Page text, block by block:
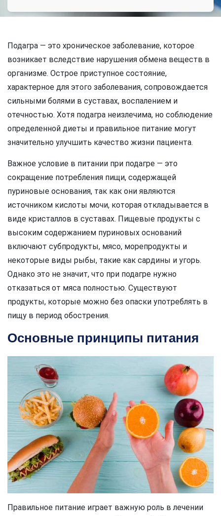
Подагра — это хроническое заболевание, которое
возникает вследствие нарушения обмена веществ в
организме. Острое приступное состояние,
характерное для этого заболевания, сопровождается
сильными болями в суставах, воспалением и
отечностью. Хотя подагра неизлечима, но соблюдение
определенной диеты и правильное питание могут
значительно улучшить качество жизни пациента.
Важное условие в питании при подагре — это
сокращение потребления пищи, содержащей
пуриновые основания, так как они являются
источником кислоты мочи, которая откладывается в
виде кристаллов в суставах. Пищевые продукты с
высоким содержанием пуриновых оснований
включают субпродукты, мясо, морепродукты и
некоторые виды рыбы, такие как сардины и угорь.
Однако это не значит, что при подагре нужно
отказаться от мяса полностью. Существуют
продукты, которые можно без опаски употреблять в
пищу в период обострения.
Основные принципы питания
Правильное питание играет важную роль в лечении